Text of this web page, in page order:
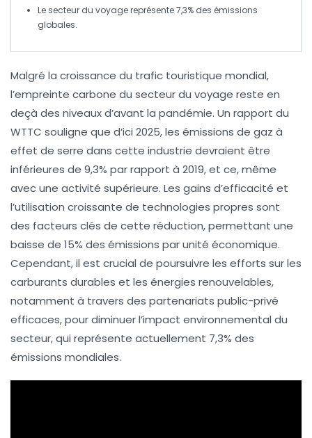
Le secteur du voyage représente7,3% des émissions
globales.
Malgré la croissance du trafic touristique mondial,
l’empreinte carbone du secteur du voyage reste en
deçà des niveaux d’avant la pandémie. Un rapport du
WTTC souligne que d’ici 2025, les émissions de gaz à
effet de serre dans cette industrie devraient être
inférieures de 9,3% par rapport à 2019, et ce, même
avec une activité supérieure. Les gains d’efficacité et
l’utilisation croissante de technologies propres sont
des facteurs clés de cette réduction, permettant une
baisse de 15% des émissions par unité économique.
Cependant, il est crucial de poursuivre les efforts sur les
carburants durables et les énergies renouvelables,
notamment à travers des partenariats public-privé
efficaces, pour diminuer l’impact environnemental du
secteur, qui représente actuellement 7,3% des
émissions mondiales.